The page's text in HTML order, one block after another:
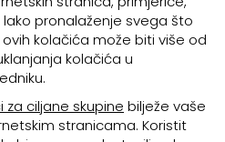
pronalaženje svega što
kolačića može biti više od
kolačića u
za ciljane skupine bilježe vaše
stranicama. Koristit